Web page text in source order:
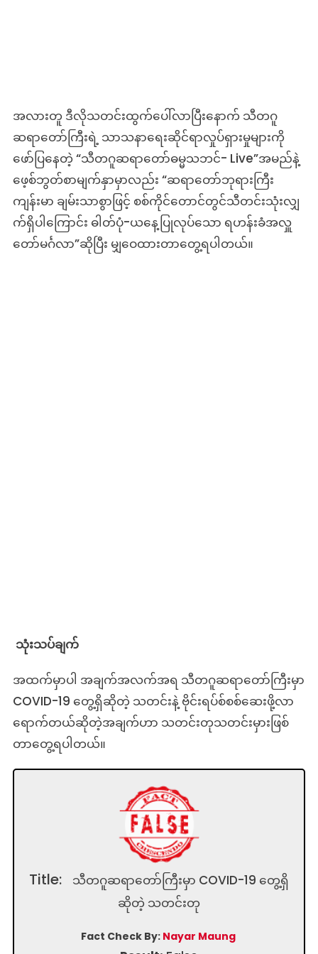
အလားတူ ဒီလိုသတင်းထွက်ပေါ်လာပြီးနောက် သီတဂူ
ဆရာတော်ကြီးရဲ့ သာသနာရေးဆိုင်ရာလှုပ်ရှားမှုများကို
ဖော်ပြနေတဲ့ “သီတဂူဆရာတော်ဓမ္မသဘင်- Live”အမည်နဲ့
ဖေ့စ်ဘွတ်စာမျက်နှာမှာလည်း “ဆရာတော်ဘုရားကြီး
ကျန်းမာ ချမ်းသာစွာဖြင့် စစ်ကိုင်တောင်တွင်သီတင်းသုံးလျှ
က်ရှိပါကြောင်း ဓါတ်ပုံ-ယနေ့ပြုလုပ်သော ရဟန်းခံအလှူ
တော်မင်္ဂလာ”ဆိုပြီး မျှဝေထားတာတွေ့ရပါတယ်။
သုံးသပ်ချက်
အထက်မှာပါ အချက်အလက်အရ သီတဂူဆရာတော်ကြီးမှာ
COVID-19 တွေ့ရှိဆိုတဲ့ သတင်းနဲ့ ဗိုင်းရပ်စ်စစ်ဆေးဖို့လာ
ရောက်တယ်ဆိုတဲ့အချက်ဟာ သတင်းတုသတင်းမှားဖြစ်
တာတွေ့ရပါတယ်။
Title:
သီတဂူဆရာတော်ကြီးမှာ COVID-19 တွေ့ရှိ
ဆိုတဲ့ သတင်းတု
Fact Check By: Nayar Maung